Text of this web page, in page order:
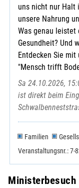
uns nicht nur Halt
unsere Nahrung
Was genau leistet
Gesundheit? Und
Entdecken Sie
"Mensch trifft
Sa 24.10.2026,
ist direkt beim
Familien
Veranstaltungsnr.: 7-
Ministerbesuch